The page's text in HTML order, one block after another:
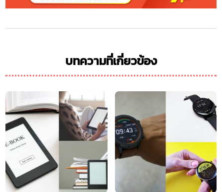
บทความที่เกี่ยวข้อง